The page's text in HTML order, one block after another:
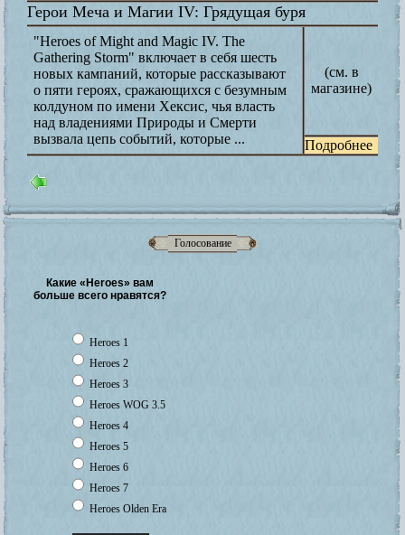
Голосование
Какие «Heroes» вам
больше всего нравятся?
Heroes 1
Heroes 2
Heroes 3
Heroes WOG 3.5
Heroes 4
Heroes 5
Heroes 6
Heroes 7
Heroes Olden Era
Герои Меча и Магии IV: Грядущая буря
"Heroes of Might and Magic IV. The
Gathering Storm" включает в себя шесть
новых кампаний, которые рассказывают
о пяти героях, cражающихся с безумным
колдуном по имени Хексис, чья власть
над владениями Природы и Смерти
вызвала цепь событий, которые ...
(см. в
магазине)
Подробнее